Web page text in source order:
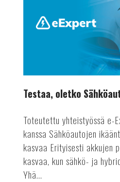
Testaa, oletko
Toteutettu yhteistyössä e-
kanssa Sähköautojen
kasvaa Erityisesti akkujen
kasvaa, kun sähkö- ja
Yhä...